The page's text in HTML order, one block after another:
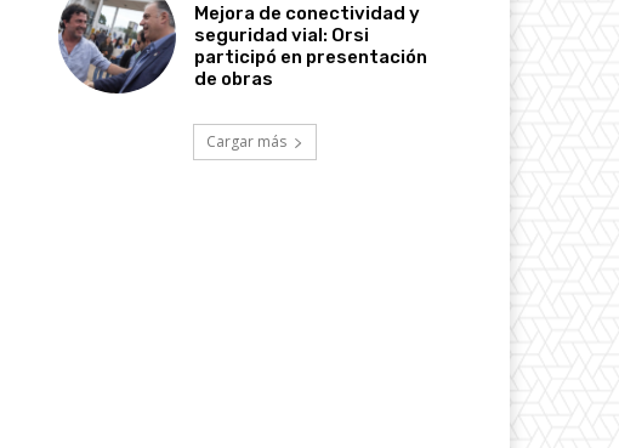
Mejora de conectividad y
seguridad vial: Orsi
participó en presentación
de obras
Cargar más